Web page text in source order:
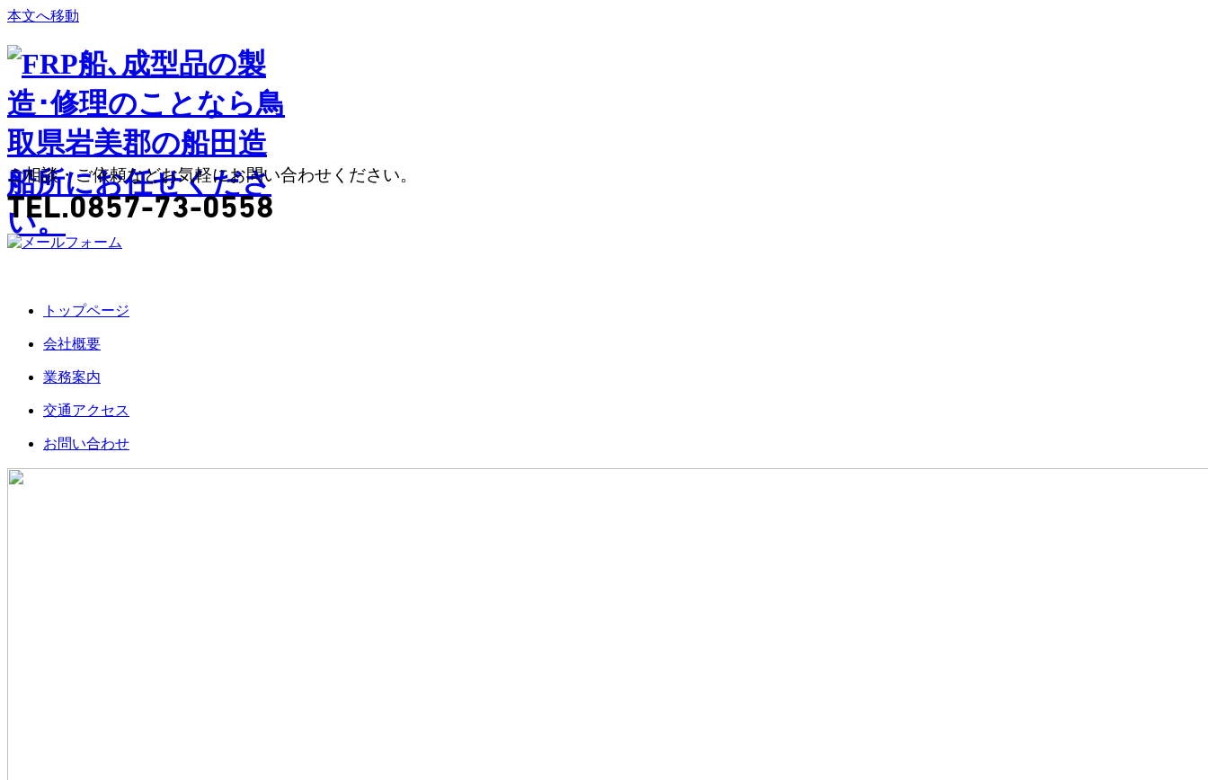
本文へ移動
ご相談・ご依頼などお気軽にお問い合わせください。
TEL.0857-73-0558
トップページ
会社概要
業務案内
交通アクセス
お問い合わせ
創業以来､長年培ってきた経験と技術力で､